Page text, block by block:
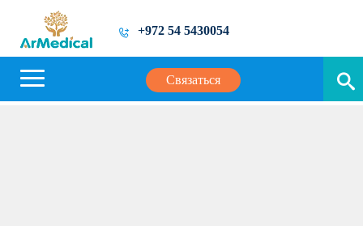
+972 54 5430054
Связаться